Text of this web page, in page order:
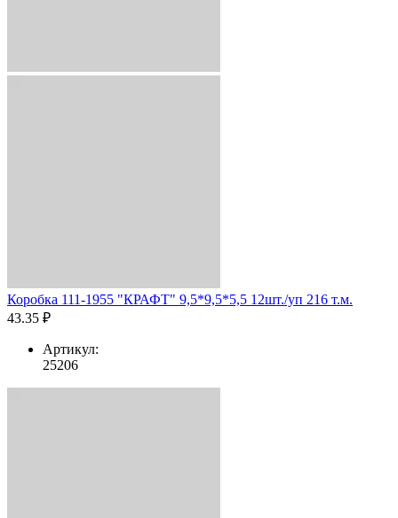
Коробка 111-1955 "КРАФТ" 9,5*9,5*5,5 12шт./уп 216 т.м.
43.35 ₽
Артикул:
25206